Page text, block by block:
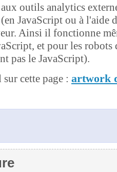
outils analytics
JavaScript ou à l'aide
Ainsi il fonctionne
et pour les
pas le JavaScript).
cette page : artwork